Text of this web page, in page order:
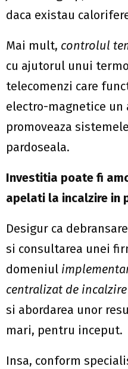
daca existau
Mai mult, controlul
cu ajutorul unui
telecomenzi care
electro-magnetice un
promoveaza
pardoseala.
Investitia poate fi
apelati la incalzire in
Desigur ca
si consultarea unei
domeniul
centralizat de
si abordarea unor
mari, pentru inceput.
Insa, conform